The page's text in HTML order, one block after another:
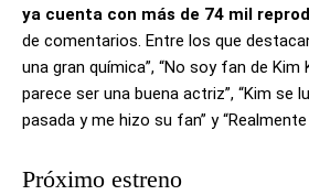
ya cuenta con más de 74 mil
de comentarios. Entre los que
una gran química”, “No soy fan de Kim
parece ser una buena actriz”, “Kim se
pasada y me hizo su fan” y
Próximo estreno